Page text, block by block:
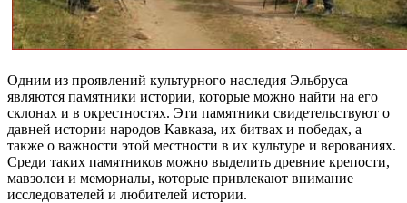
Одним из проявлений культурного наследия Эльбруса
являются памятники истории, которые можно найти на его
склонах и в окрестностях. Эти памятники свидетельствуют о
давней истории народов Кавказа, их битвах и победах, а
также о важности этой местности в их культуре и верованиях.
Среди таких памятников можно выделить древние крепости,
мавзолеи и мемориалы, которые привлекают внимание
исследователей и любителей истории.